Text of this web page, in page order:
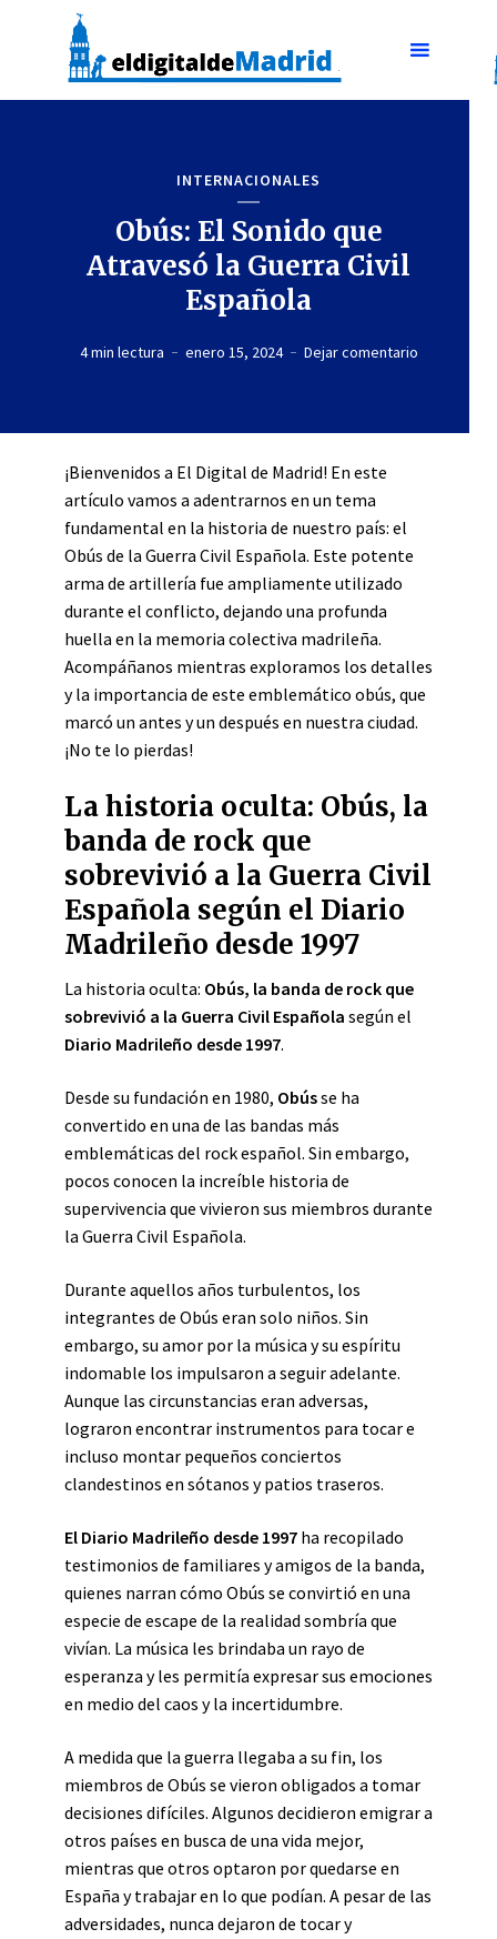
INTERNACIONALES
Obús: El Sonido que
Atravesó la Guerra Civil
Española
4 min lectura enero 15, 2024 Dejar comentario
¡Bienvenidos a El Digital de Madrid! En este
artículo vamos a adentrarnos en un tema
fundamental en la historia de nuestro país: el
Obús de la Guerra Civil Española. Este potente
arma de artillería fue ampliamente utilizado
durante el conflicto, dejando una profunda
huella en la memoria colectiva madrileña.
Acompáñanos mientras exploramos los detalles
y la importancia de este emblemático obús, que
marcó un antes y un después en nuestra ciudad.
¡No te lo pierdas!
La historia oculta: Obús, la
banda de rock que
sobrevivió a la Guerra Civil
Española según el Diario
Madrileño desde 1997
La historia oculta: Obús, la banda de rock que
sobrevivió a la Guerra Civil Española según el
Diario Madrileño desde 1997.
Desde su fundación en 1980, Obússe ha
convertido en una de las bandas más
emblemáticas del rock español. Sin embargo,
pocos conocen la increíble historia de
supervivencia que vivieron sus miembros durante
la Guerra Civil Española.
Durante aquellos años turbulentos, los
integrantes de Obús eran solo niños. Sin
embargo, su amor por la música y su espíritu
indomable los impulsaron a seguir adelante.
Aunque las circunstancias eran adversas,
lograron encontrar instrumentos para tocar e
incluso montar pequeños conciertos
clandestinos en sótanos y patios traseros.
El Diario Madrileño desde 1997 ha recopilado
testimonios de familiares y amigos de la banda,
quienes narran cómo Obús se convirtió en una
especie de escape de la realidad sombría que
vivían. La música les brindaba un rayo de
esperanza y les permitía expresar sus emociones
en medio del caos y la incertidumbre.
A medida que la guerra llegaba a su fin, los
miembros de Obús se vieron obligados a tomar
decisiones difíciles. Algunos decidieron emigrar a
otros países en busca de una vida mejor,
mientras que otros optaron por quedarse en
España y trabajar en lo que podían. A pesar de las
adversidades, nunca dejaron de tocar y